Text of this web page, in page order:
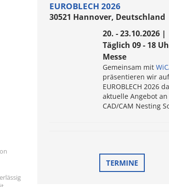
EUROBLECH 2026
30521 Hannover, Deutschland
20. - 23.10.2026 |
Täglich 09 - 18
Messe
Gemeinsam mit
präsentieren wir
EUROBLECH 2026
aktuelle Angebot an
CAD/CAM Nesting
TERMINE